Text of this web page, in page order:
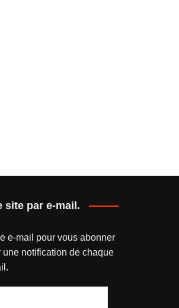
site par e-mail.
e-mail pour vous abonner
notification de chaque